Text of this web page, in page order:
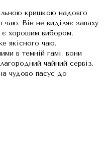
кришкою надовго
Він не виділяє запаху
є хорошим вибором,
якісного чаю.
в темній гамі, вони
чайний сервіз.
чудово пасує до